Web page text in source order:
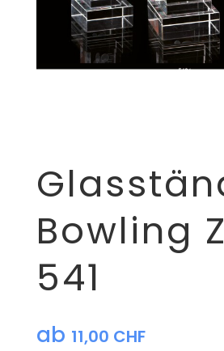
Bowling
541
ab 11,00 CHF